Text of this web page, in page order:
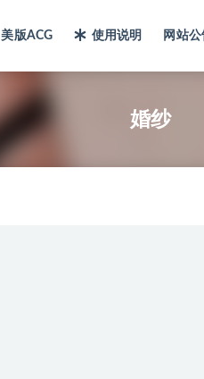
美版ACG 使用说明 网站公
婚纱